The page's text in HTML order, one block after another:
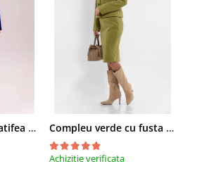
Sacou Effect din catifea neelastica albastru royal Compleu verde cu fusta conica si broderie
Achizitie verificata